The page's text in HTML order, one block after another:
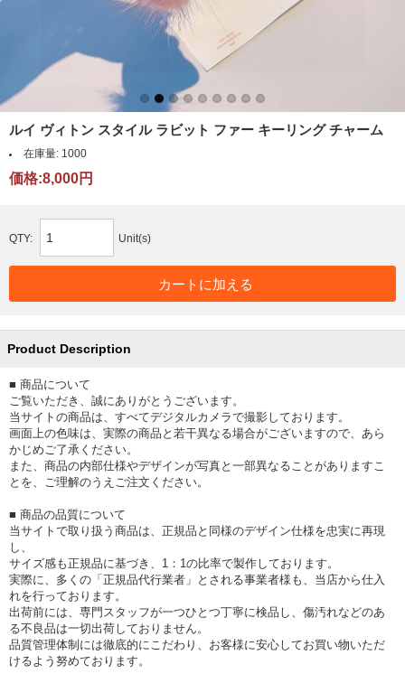
ルイ ヴィトン スタイル ラビット ファー キーリング チャーム
在庫量: 1000
価格:8,000円
QTY: Unit(s)
Product Description
■ 商品について
ご覧いただき、誠にありがとうございます。
当サイトの商品は、すべてデジタルカメラで撮影しております。
画面上の色味は、実際の商品と若干異なる場合がございますので、あら
かじめご了承ください。
また、商品の内部仕様やデザインが写真と一部異なることがありますこ
とを、ご理解のうえご注文ください。
■ 商品の品質について
当サイトで取り扱う商品は、正規品と同様のデザイン仕様を忠実に再現
し、
サイズ感も正規品に基づき、1：1の比率で製作しております。
実際に、多くの「正規品代行業者」とされる事業者様も、当店から仕入
れを行っております。
出荷前には、専門スタッフが一つひとつ丁寧に検品し、傷汚れなどのあ
る不良品は一切出荷しておりません。
品質管理体制には徹底的にこだわり、お客様に安心してお買い物いただ
けるよう努めております。